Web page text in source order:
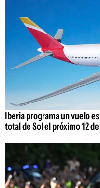
Iberia programa un vuelo
total de Sol el próximo 12